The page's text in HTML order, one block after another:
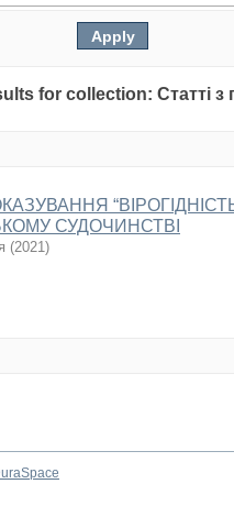
for collection: Статті з
СУДОЧИНСТВІ
(2021)